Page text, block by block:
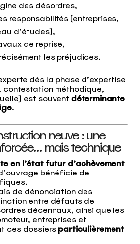
des désordres,
responsabilités (entreprises,
d’études),
de reprise,
les préjudices.
dès la phase d’expertise
contestation méthodique,
est souvent déterminante
.
neuve : une
mais technique
en l’état futur d’achèvement
bénéficie de
de dénonciation des
entre défauts de
décennaux, ainsi que les
entreprises et
ces dossiers particulièrement